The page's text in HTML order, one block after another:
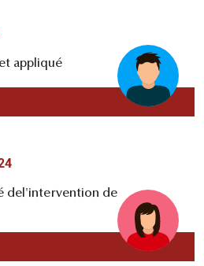
appliqué
del'intervention de